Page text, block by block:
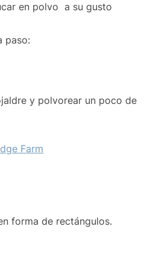
en polvo a su gusto
paso:
y polvorear un poco de
forma de rectángulos.